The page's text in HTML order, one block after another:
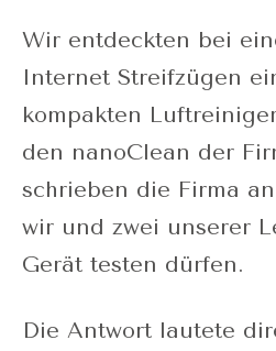
Wir entdeckten bei
Internet Streifzügen
kompakten
den nanoClean der
schrieben die Firma
wir und zwei unserer
Gerät testen dürfen.
Die Antwort lautete